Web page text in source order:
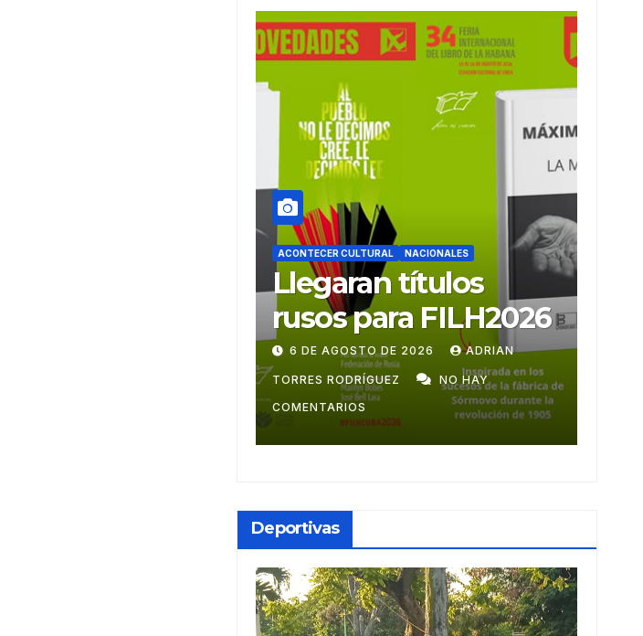
ACONTECER CULTURAL
Ballet Laura Alonso
emprende gira
centroamericana
28 DE JULIO DE 2026 ADRIAN TORRES
RODRÍGUEZ NO HAY COMENTARIOS
Deportivas